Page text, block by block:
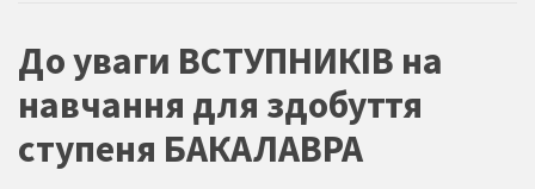
До уваги ВСТУПНИКІВ на
навчання для здобуття
ступеня БАКАЛАВРА